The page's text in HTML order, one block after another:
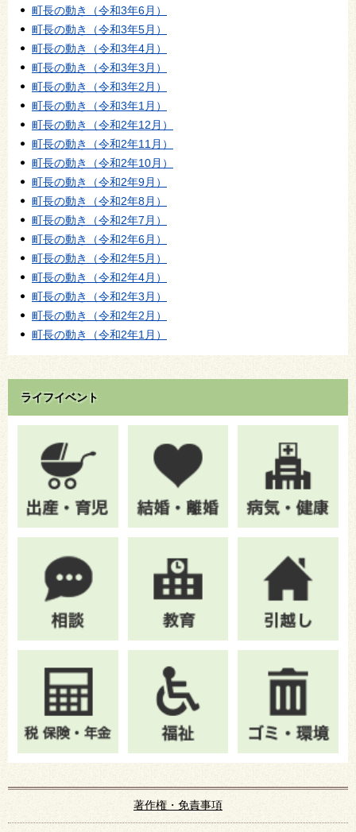
町長の動き（令和3年6月）
町長の動き（令和3年5月）
町長の動き（令和3年4月）
町長の動き（令和3年3月）
町長の動き（令和3年2月）
町長の動き（令和3年1月）
町長の動き（令和2年12月）
町長の動き（令和2年11月）
町長の動き（令和2年10月）
町長の動き（令和2年9月）
町長の動き（令和2年8月）
町長の動き（令和2年7月）
町長の動き（令和2年6月）
町長の動き（令和2年5月）
町長の動き（令和2年4月）
町長の動き（令和2年3月）
町長の動き（令和2年2月）
町長の動き（令和2年1月）
ライフイベント
著作権・免責事項